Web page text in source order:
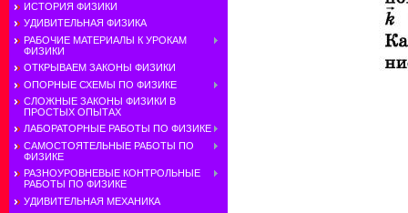
ИСТОРИЯ ФИЗИКИ
УДИВИТЕЛЬНАЯ ФИЗИКА
РАБОЧИЕ МАТЕРИАЛЫ К УРОКАМ
ФИЗИКИ
ОТКРЫВАЕМ ЗАКОНЫ ФИЗИКИ
ОПОРНЫЕ СХЕМЫ ПО ФИЗИКЕ
СЛОЖНЫЕ ЗАКОНЫ ФИЗИКИ В
ПРОСТЫХ ОПЫТАХ
ЛАБОРАТОРНЫЕ РАБОТЫ ПО ФИЗИКЕ
САМОСТОЯТЕЛЬНЫЕ РАБОТЫ ПО
ФИЗИКЕ
РАЗНОУРОВНЕВЫЕ КОНТРОЛЬНЫЕ
РАБОТЫ ПО ФИЗИКЕ
УДИВИТЕЛЬНАЯ МЕХАНИКА